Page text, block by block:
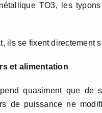
TO3, les
ils se fixent directement
et alimentation
quasiment que de
de puissance ne